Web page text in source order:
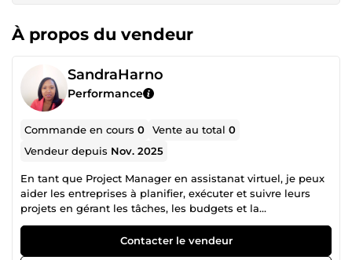
À propos du vendeur
SandraHarno
Performance
Commande en cours0 Vente au total0
Vendeur depuis Nov. 2025
En tant que Project Manager en assistanat virtuel, je peux
aider les entreprises à planifier, exécuter et suivre leurs
projets en gérant les tâches, les budgets et la
communication au sein des équipes. Je peux être
responsable de la documentation, de l’évaluation des
performances et de l’identification des risques. Je peux
Contacter le vendeur